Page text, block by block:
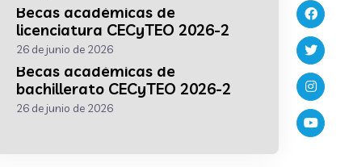
Becas académicas de
licenciatura CECyTEO 2026-2
26 de junio de 2026
Becas académicas de
bachillerato CECyTEO 2026-2
26 de junio de 2026